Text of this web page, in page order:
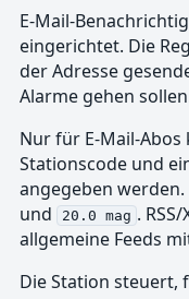
E-Mail-
eingerichtet. Die
der Adresse
Alarme gehen
Nur für E-Mail-Abos
Stationscode und
angegeben
und 20.0 mag .
allgemeine Feeds
Die Station steuert,